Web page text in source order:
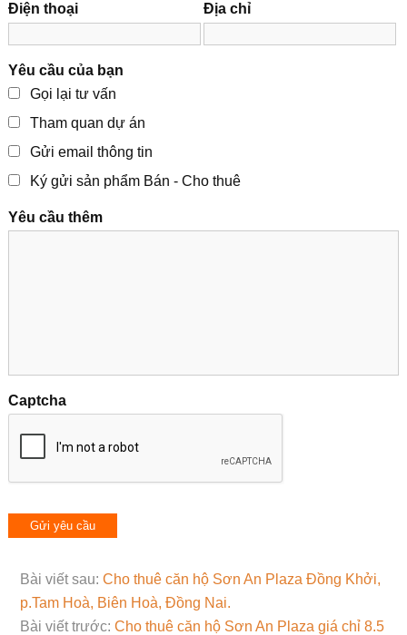
Điện thoại Địa chỉ
Yêu cầu của bạn
Gọi lại tư vấn
Tham quan dự án
Gửi email thông tin
Ký gửi sản phẩm Bán - Cho thuê
Yêu cầu thêm
Captcha
Bài viết sau: Cho thuê căn hộ Sơn An Plaza Đồng Khởi,
p.Tam Hoà, Biên Hoà, Đồng Nai.
Bài viết trước: Cho thuê căn hộ Sơn An Plaza giá chỉ 8.5